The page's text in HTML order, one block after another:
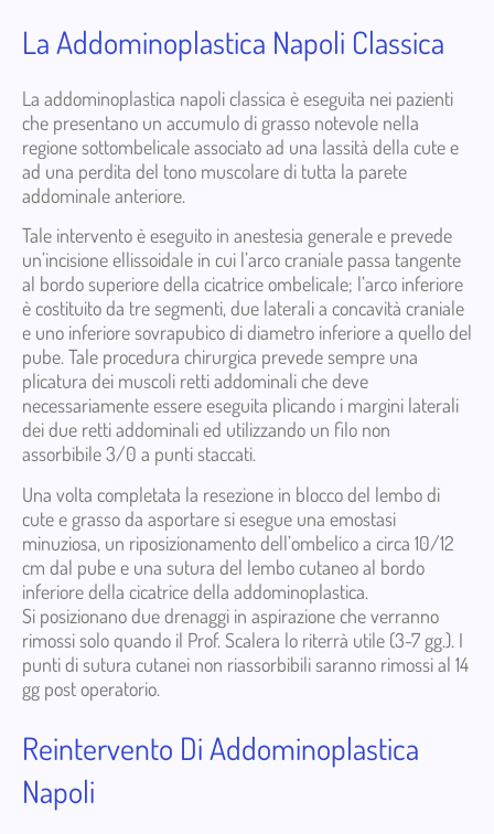
La Addominoplastica Napoli Classica
La addominoplastica napoli classica è eseguita nei pazienti
che presentano un accumulo di grasso notevole nella
regione sottombelicale associato ad una lassità della cute e
ad una perdita del tono muscolare di tutta la parete
addominale anteriore.
Tale intervento è eseguito in anestesia generale e prevede
un’incisione ellissoidale in cui l’arco craniale passa tangente
al bordo superiore della cicatrice ombelicale; l’arco inferiore
è costituito da tre segmenti, due laterali a concavità craniale
e uno inferiore sovrapubico di diametro inferiore a quello del
pube. Tale procedura chirurgica prevede sempre una
plicatura dei muscoli retti addominali che deve
necessariamente essere eseguita plicando i margini laterali
dei due retti addominali ed utilizzando un filo non
assorbibile 3/0 a punti staccati.
Una volta completata la resezione in blocco del lembo di
cute e grasso da asportare si esegue una emostasi
minuziosa, un riposizionamento dell’ombelico a circa 10/12
cm dal pube e una sutura del lembo cutaneo al bordo
inferiore della cicatrice della addominoplastica.
Si posizionano due drenaggi in aspirazione che verranno
rimossi solo quando il Prof. Scalera lo riterrà utile (3-7 gg.). I
punti di sutura cutanei non riassorbibili saranno rimossi al 14
gg post operatorio.
Reintervento Di Addominoplastica
Napoli